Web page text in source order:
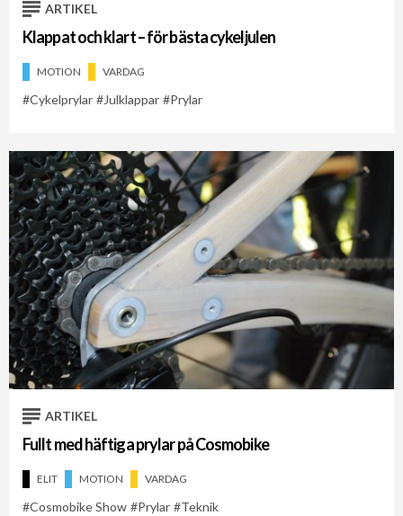
ARTIKEL
Klappat och klart – för bästa cykeljulen
MOTION VARDAG
Cykelprylar Julklappar Prylar
ARTIKEL
Fullt med häftiga prylar på Cosmobike
ELIT MOTION VARDAG
Cosmobike Show Prylar Teknik